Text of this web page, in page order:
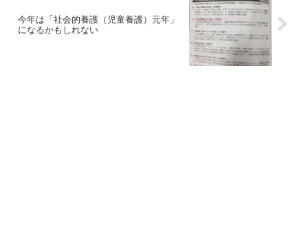
今年は「社会的養護（児童養護）元年」
になるかもしれない